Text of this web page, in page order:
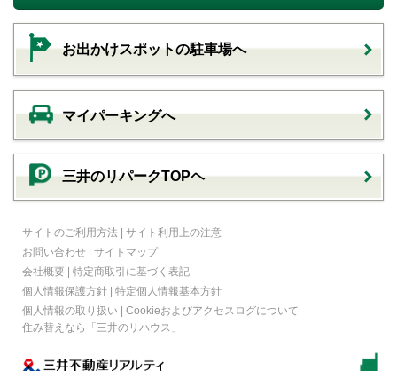
お出かけスポットの駐車場へ
マイパーキングへ
三井のリパークTOPヘ
サイトのご利用方法 | サイト利用上の注意
お問い合わせ | サイトマップ
会社概要 | 特定商取引に基づく表記
個人情報保護方針 | 特定個人情報基本方針
個人情報の取り扱い | Cookieおよびアクセスログについて
住み替えなら
「三井のリハウス」